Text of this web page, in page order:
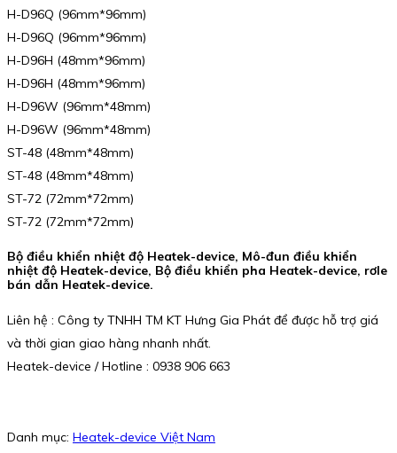
H-D96Q (96mm*96mm)
H-D96Q (96mm*96mm)
H-D96H (48mm*96mm)
H-D96H (48mm*96mm)
H-D96W (96mm*48mm)
H-D96W (96mm*48mm)
ST-48 (48mm*48mm)
ST-48 (48mm*48mm)
ST-72 (72mm*72mm)
ST-72 (72mm*72mm)
Bộ điều khiển nhiệt độ Heatek-device, Mô-đun điều khiển
nhiệt độ Heatek-device, Bộ điều khiển pha Heatek-device, rơle
bán dẫn Heatek-device.
Liên hệ : Công ty TNHH TM KT Hưng Gia Phát để được hỗ trợ giá
và thời gian giao hàng nhanh nhất.
Heatek-device / Hotline : 0938 906 663
Danh mục: Heatek-device Việt Nam